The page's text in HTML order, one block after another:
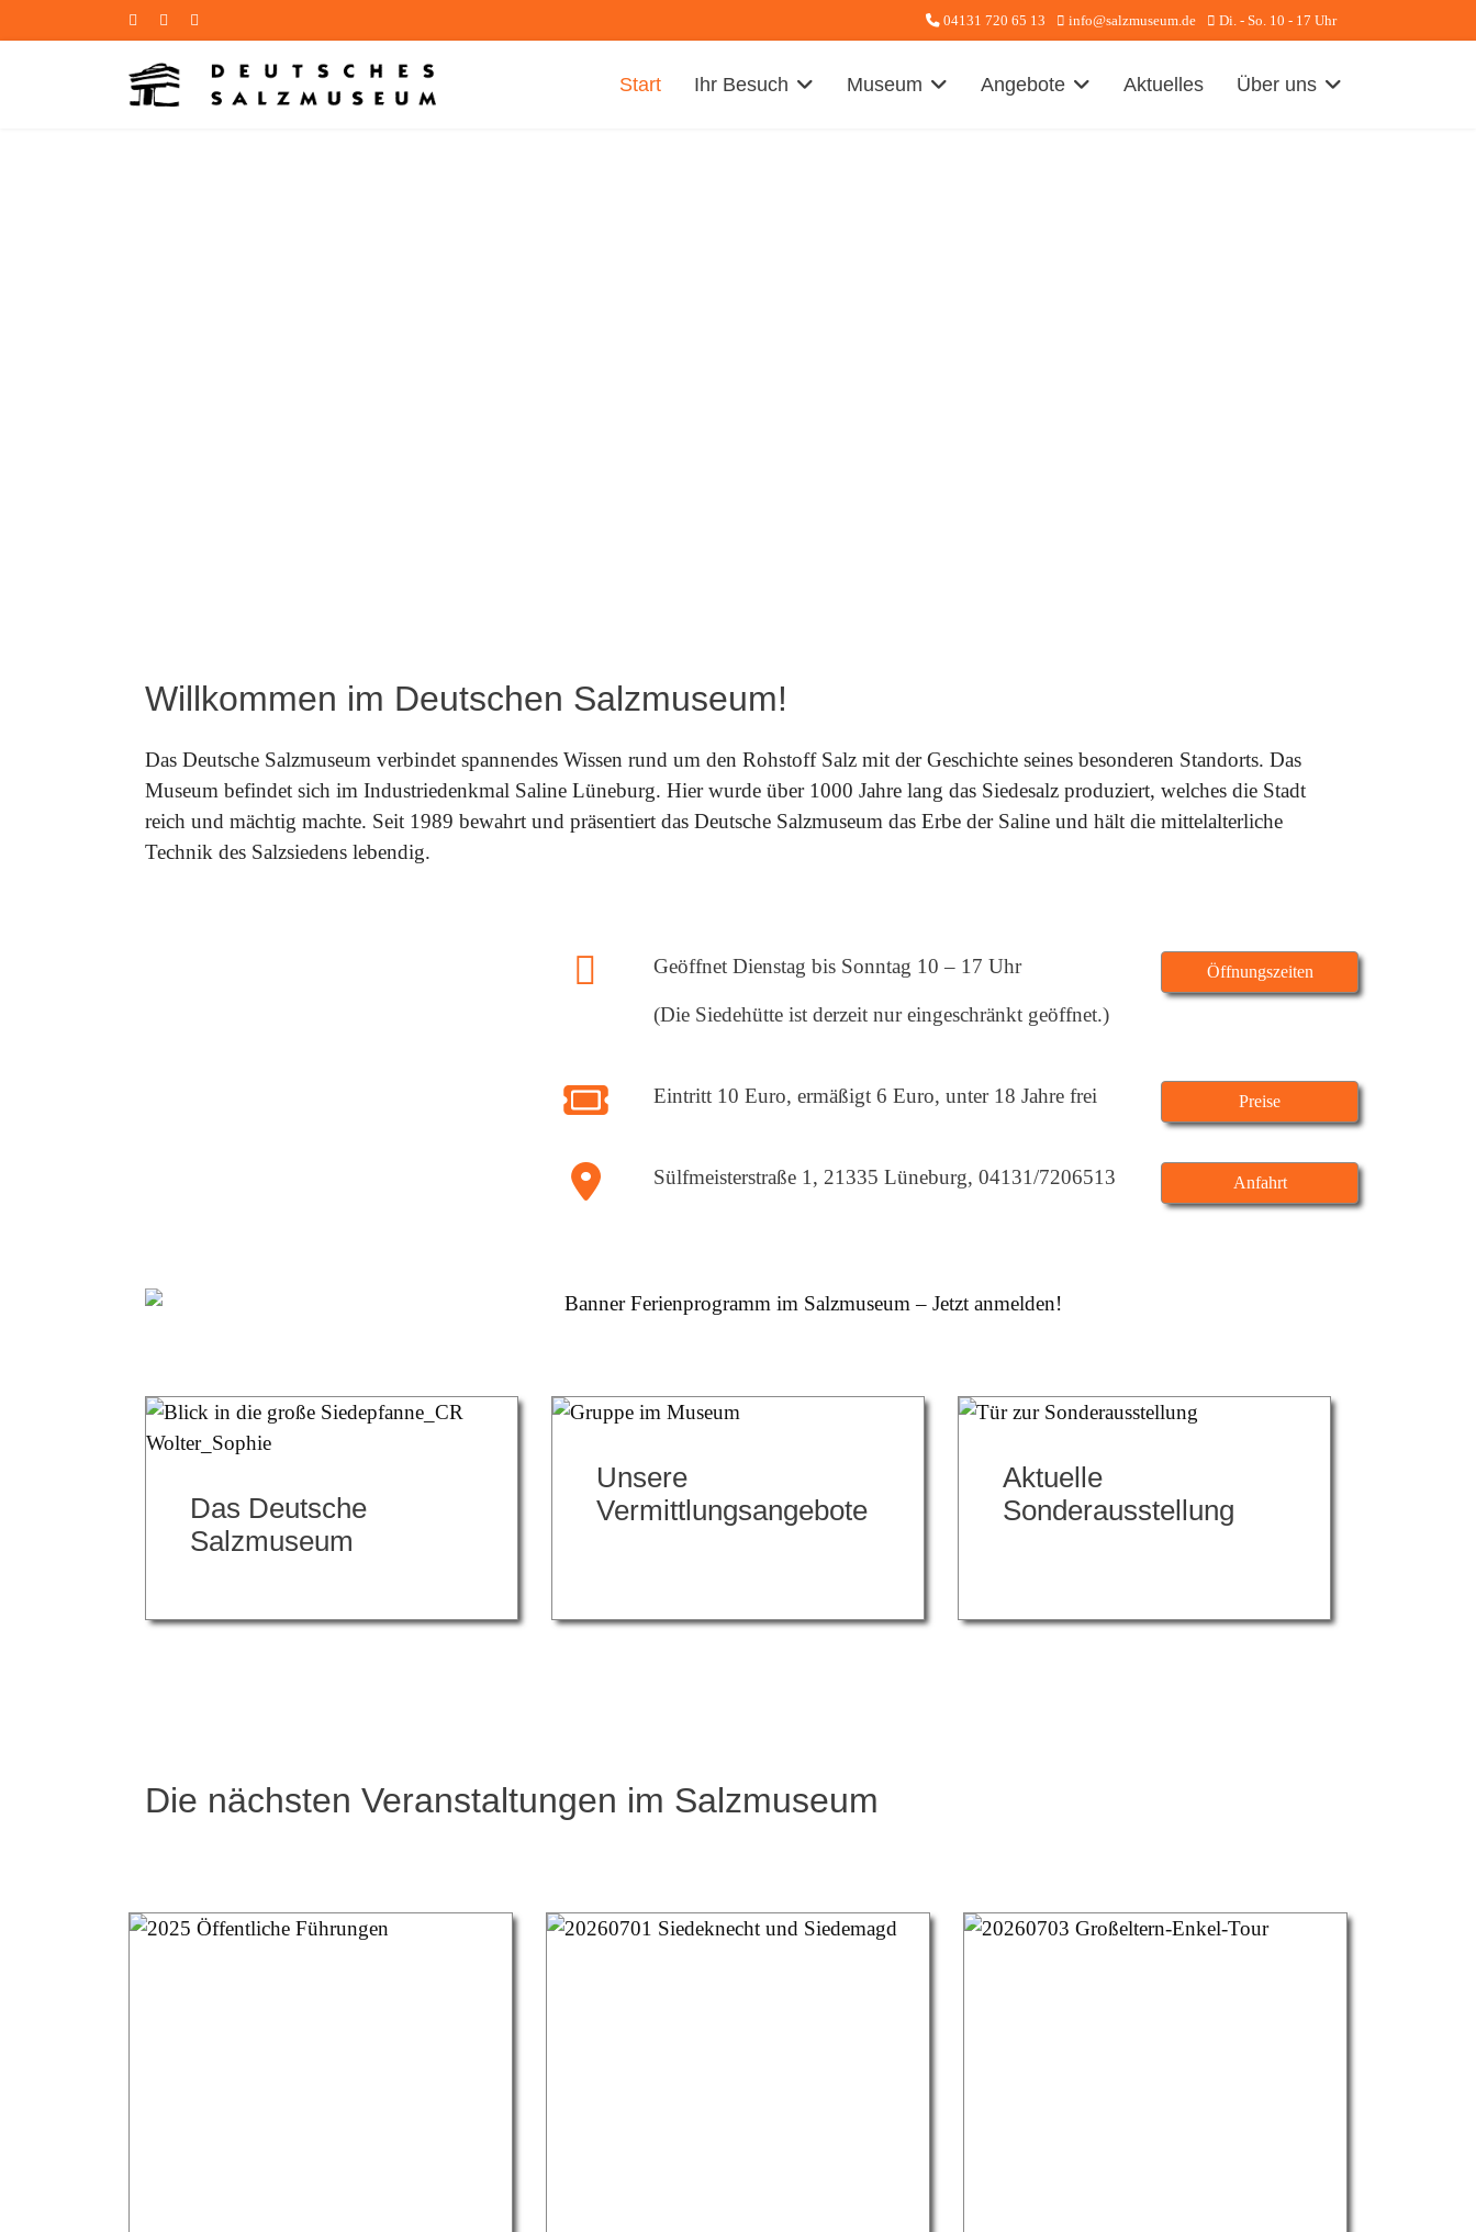
04131 720 65 13 info@salzmuseum.de Di. - So. 10 - 17 Uhr
Start Ihr Besuch Museum Angebote Aktuelles Über uns
Willkommen im Deutschen Salzmuseum!
Das Deutsche Salzmuseum verbindet spannendes Wissen rund um den Rohstoff Salz mit der Geschichte seines besonderen Standorts. Das
Museum befindet sich im Industriedenkmal Saline Lüneburg. Hier wurde über 1000 Jahre lang das Siedesalz produziert, welches die Stadt
reich und mächtig machte. Seit 1989 bewahrt und präsentiert das Deutsche Salzmuseum das Erbe der Saline und hält die mittelalterliche
Technik des Salzsiedens lebendig.
Geöffnet Dienstag bis Sonntag 10 – 17 Uhr
(Die Siedehütte ist derzeit nur eingeschränkt geöffnet.)
Öffnungszeiten
fas
Eintritt 10 Euro, ermäßigt 6 Euro, unter 18 Jahre frei Preise
fas
Sülfmeisterstraße 1, 21335 Lüneburg, 04131/7206513 Anfahrt
Das Deutsche
Salzmuseum
Unsere
Vermittlungsangebote
Aktuelle
Sonderausstellung
Die nächsten Veranstaltungen im Salzmuseum